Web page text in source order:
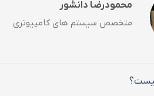
محمودرضا دانشور
متخصص سیستم های کامپیوتری